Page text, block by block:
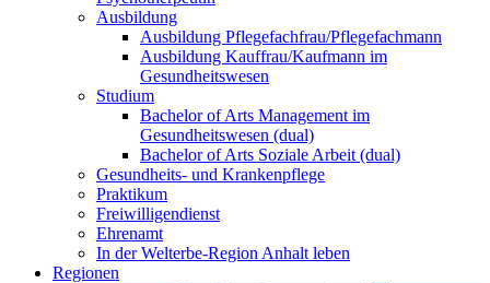
Ausbildung
Ausbildung Pflegefachfrau/Pflegefachmann
Ausbildung Kauffrau/Kaufmann im
Gesundheitswesen
Studium
Bachelor of Arts Management im
Gesundheitswesen (dual)
Bachelor of Arts Soziale Arbeit (dual)
Gesundheits- und Krankenpflege
Praktikum
Freiwilligendienst
Ehrenamt
In der Welterbe-Region Anhalt leben
Regionen